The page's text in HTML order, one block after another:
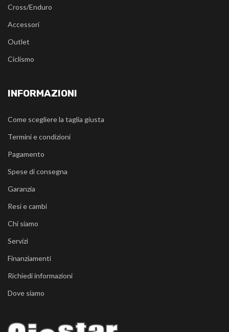
Cross/Enduro
Accessori
Outlet
Ciclismo
INFORMAZIONI
Come scegliere la taglia giusta
Termini e condizioni
Pagamento
Spese di consegna
Garanzia
Resi e cambi
Chi siamo
Servizi
Finanziamenti
Richiedi informazioni
Dove siamo